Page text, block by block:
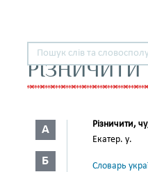
РІЗНИЧИТИ
А
Б
Різничити,
Екатер. у.
Словарь